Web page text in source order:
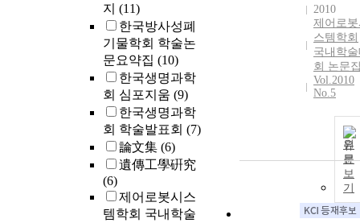
지 (11)
한국방사성폐
기물학회 학술논
문요약집 (10)
한국생명과학
회 심포지움 (9)
한국생명과학
회 학술발표회 (7)
論文集 (6)
遺傳工學硏究
(6)
제어로봇시스
템학회 국내학술
2010
제어로
스템학회
국내학
회 논문
Vol.2010
No.5
원
문
보
기